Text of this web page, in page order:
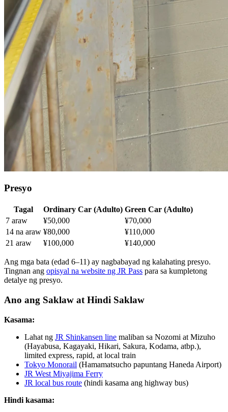
Presyo
Tagal Ordinary Car (Adulto) Green Car (Adulto)
7 araw
¥50,000
¥70,000
14 na araw ¥80,000
¥110,000
21 araw
¥100,000 ¥140,000
Ang mga bata (edad 6–11) ay nagbabayad ng kalahating presyo.
Tingnan ang opisyal na website ng JR Pass para sa kumpletong
detalye ng presyo.
Ano ang Saklaw at Hindi Saklaw
Kasama:
Lahat ng JR Shinkansen line maliban sa Nozomi at Mizuho
(Hayabusa, Kagayaki, Hikari, Sakura, Kodama, atbp.),
limited express, rapid, at local train
Tokyo Monorail (Hamamatsucho papuntang Haneda Airport)
JR West Miyajima Ferry
JR local bus route (hindi kasama ang highway bus)
Hindi kasama: